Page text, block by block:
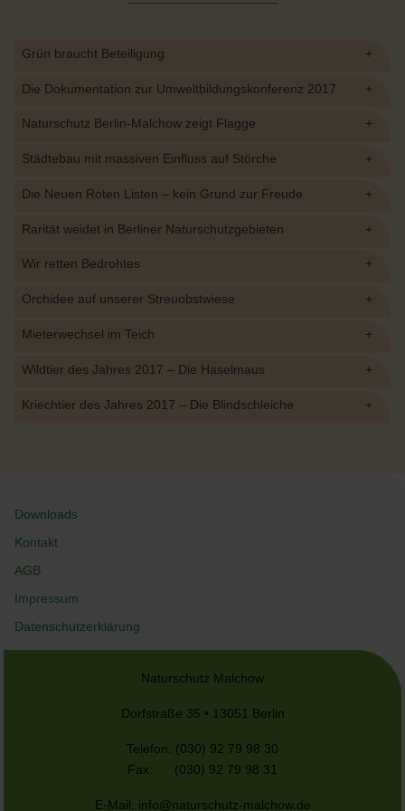
Grün braucht Beteiligung
Die Dokumentation zur Umweltbildungskonferenz 2017
Naturschutz Berlin-Malchow zeigt Flagge
Städtebau mit massiven Einfluss auf Störche
Die Neuen Roten Listen – kein Grund zur Freude
Rarität weidet in Berliner Naturschutzgebieten
Wir retten Bedrohtes
Orchidee auf unserer Streuobstwiese
Mieterwechsel im Teich
Wildtier des Jahres 2017 – Die Haselmaus
Kriechtier des Jahres 2017 – Die Blindschleiche
Downloads
Kontakt
AGB
Impressum
Datenschutzerklärung
Naturschutz Malchow
Dorfstraße 35 • 13051 Berlin
Telefon: (030) 92 79 98 30
Fax: (030) 92 79 98 31
E-Mail: info@naturschutz-malchow.de